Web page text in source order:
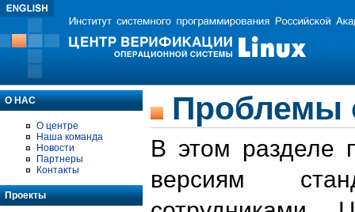
О НАС
О центре
Наша команда
Новости
Партнеры
Контакты
Проекты
Проблемы
В этом разделе
версиям